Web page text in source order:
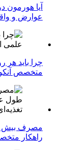
آیا
عوارض و
متخصص
راهکار